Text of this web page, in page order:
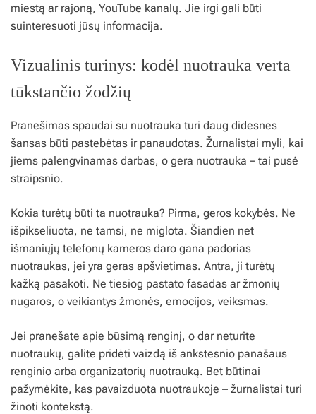
miestą ar rajoną, YouTube kanalų. Jie irgi gali būti
suinteresuoti jūsų informacija.
Vizualinis turinys: kodėl nuotrauka verta
tūkstančio žodžių
Pranešimas spaudai su nuotrauka turi daug didesnes
šansas būti pastebėtas ir panaudotas. Žurnalistai myli, kai
jiems palengvinamas darbas, o gera nuotrauka – tai pusė
straipsnio.
Kokia turėtų būti ta nuotrauka? Pirma, geros kokybės. Ne
išpikseliuota, ne tamsi, ne miglota. Šiandien net
išmaniųjų telefonų kameros daro gana padorias
nuotraukas, jei yra geras apšvietimas. Antra, ji turėtų
kažką pasakoti. Ne tiesiog pastato fasadas ar žmonių
nugaros, o veikiantys žmonės, emocijos, veiksmas.
Jei pranešate apie būsimą renginį, o dar neturite
nuotraukų, galite pridėti vaizdą iš ankstesnio panašaus
renginio arba organizatorių nuotrauką. Bet būtinai
pažymėkite, kas pavaizduota nuotraukoje – žurnalistai turi
žinoti kontekstą.